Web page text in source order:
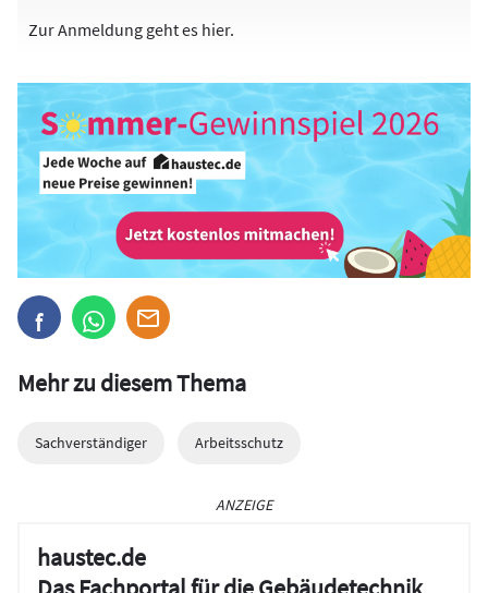
Zur Anmeldung geht es hier.
Mehr zu diesem Thema
Sachverständiger Arbeitsschutz
ANZEIGE
haustec.de